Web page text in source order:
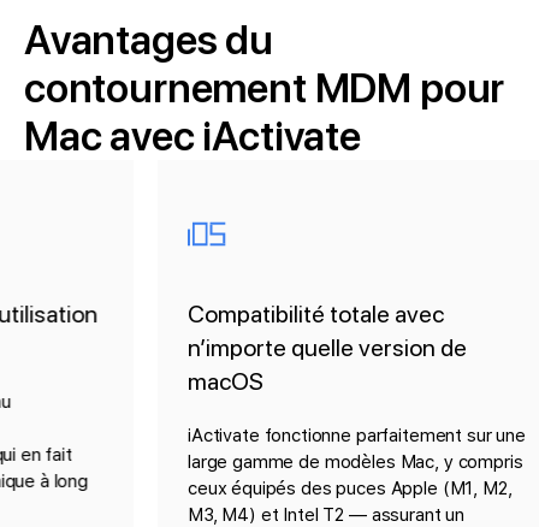
Avantages du
contournement MDM pour
Mac avec iActivate
Compatibilité totale avec
n’importe quelle version de
iActivate fonctionne parfaitement sur une
large gamme de modèles Mac, y compris
ceux équipés des puces Apple (M1, M2,
M3, M4) et Intel T2 — assurant un